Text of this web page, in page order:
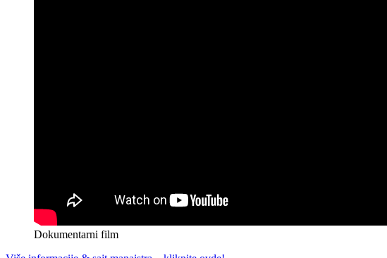
Dokumentarni film